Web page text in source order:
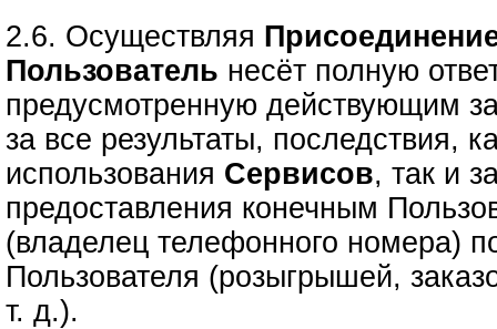
2.6. Осуществляя
Пользователь несёт полную
предусмотренную действующим
за все результаты, последствия,
использования Сервисов, так и
предоставления конечным
(владелец телефонного номера)
Пользователя (розыгрышей,
т. д.).